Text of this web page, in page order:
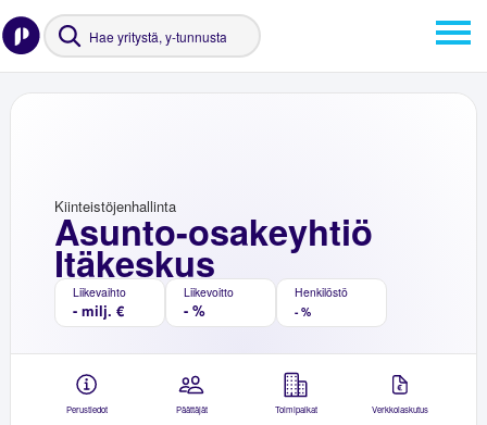
Asunto-osakeyhtiö
Itäkeskus
Kiinteistöjenhallinta
Liikevaihto
- milj. €
Liikevoitto
- %
Henkilöstö
- %
Perustiedot Päättäjät Toimipaikat Verkkolaskutus